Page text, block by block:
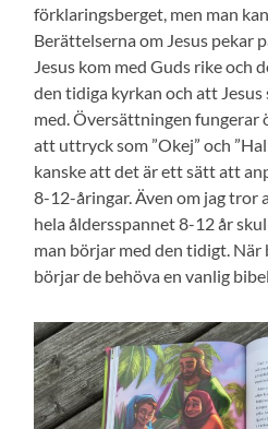
förklaringsberget, men man
Berättelserna om Jesus pekar
Jesus kom med Guds rike och
den tidiga kyrkan och att
med. Översättningen fungerar
att uttryck som ”Okej” och
kanske att det är ett sätt att
8-12-åringar. Även om jag tror
hela åldersspannet 8-12 år
man börjar med den tidigt.
börjar de behöva en vanlig